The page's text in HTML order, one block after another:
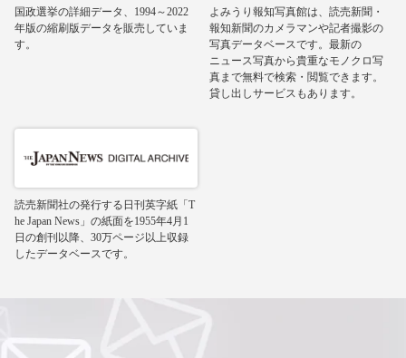
国政選挙の詳細データ、1994～2022
年版の縮刷版データを販売していま
す。
よみうり報知写真館は、読売新聞・
報知新聞のカメラマンや記者撮影の
写真データベースです。最新の
ニュース写真から貴重なモノクロ写
真まで無料で検索・閲覧できます。
貸し出しサービスもあります。
読売新聞社の発行する日刊英字紙「T
he Japan News」の紙面を1955年4月1
日の創刊以降、30万ページ以上収録
したデータベースです。